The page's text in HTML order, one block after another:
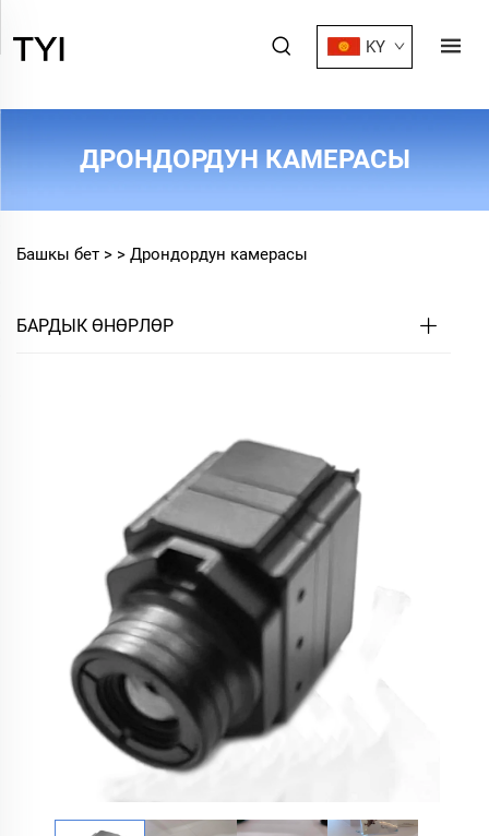
KY
ДРОНДОРДУН КАМЕРАСЫ
Башкы бет > > Дрондордун камерасы
БАРДЫК ӨНӨРЛӨР